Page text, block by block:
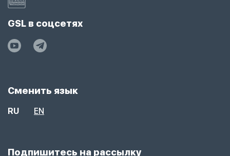
GSL в соцсетях
Сменить язык
RU EN
Подпишитесь на рассылку